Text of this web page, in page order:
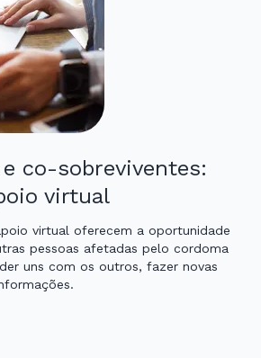
co-sobreviventes:
virtual
virtual oferecem a oportunidade
pessoas afetadas pelo cordoma
uns com os outros, fazer novas